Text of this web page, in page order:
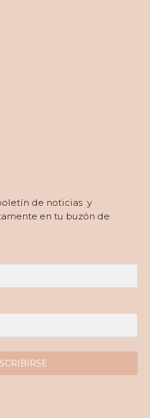
de noticias y
en tu buzón de